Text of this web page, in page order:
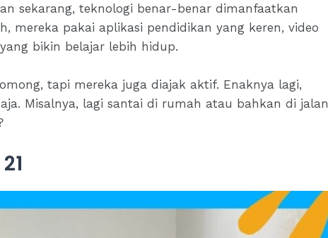
sekarang, teknologi benar-benar dimanfaatkan
mereka pakai aplikasi pendidikan yang keren, video
bikin belajar lebih hidup.
tapi mereka juga diajak aktif. Enaknya lagi,
Misalnya, lagi santai di rumah atau bahkan di jalan